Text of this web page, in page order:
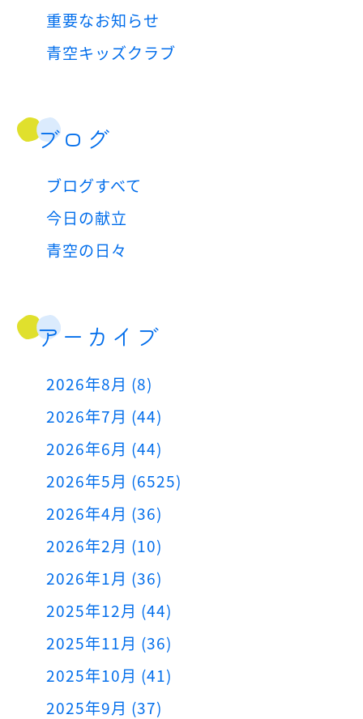
重要なお知らせ
青空キッズクラブ
ブログ
ブログすべて
今日の献立
青空の日々
アーカイブ
2026年8月 (8)
2026年7月 (44)
2026年6月 (44)
2026年5月 (6525)
2026年4月 (36)
2026年2月 (10)
2026年1月 (36)
2025年12月 (44)
2025年11月 (36)
2025年10月 (41)
2025年9月 (37)